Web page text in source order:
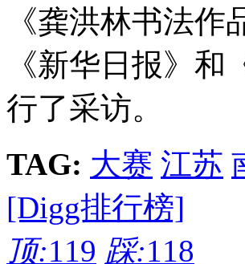
《龚洪林书法
《新华日报》
行了采访。
TAG: 大赛 江苏
[Digg排行榜]
顶:119 踩:118